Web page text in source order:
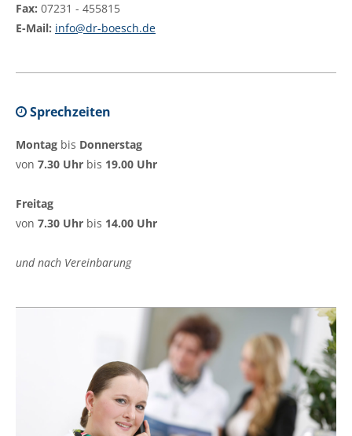
Fax: 07231 - 455815
E-Mail: info@dr-boesch.de
Sprechzeiten
Montag bis Donnerstag
von 7.30 Uhr bis 19.00 Uhr
Freitag
von 7.30 Uhr bis 14.00 Uhr
und nach Vereinbarung